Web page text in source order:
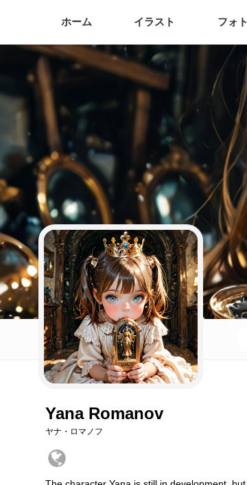
ホーム イラスト フォト
このキャラクターを共有
Yana Romanov
ヤナ・ロマノフ